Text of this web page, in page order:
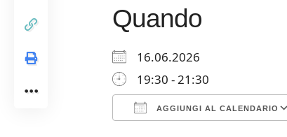
Quando
16.06.2026
19:30 - 21:30
AGGIUNGI AL CALENDARIO